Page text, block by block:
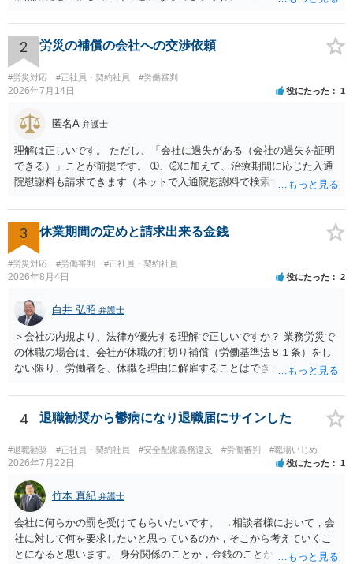
2 労災の補償の会社への交渉依頼
#労災対応 #正社員・契約社員 #労働審判
2026年7月14日 役にたった 1
匿名A 弁護士
理解は正しいです。 ただし、「会社に過失がある（会社の過失を証明
できる）」ことが前提です。 ➀、②に加えて、治療期間に応じた入通
院慰謝料も請求できます（ネットで入通院慰謝料で検索すると詳しい
後遺障害慰謝料も請求できます。これらは後遺障害の等級、あなたの
収入、年齢等で大きく変わりますので一般的にいくらとは言えませ
ん。 弁護士に依頼する費用はそれぞれの弁護士で異なるので個別に聞
いてみるしかありませんが、旧日弁連規準を使った着手金・成功報酬
方式と着手金ゼロまたは少額で成功報酬大目の方式のどちらかが多い
弁護士に直接面談で相談されることをお勧めします。
3 休業期間の定めと請求出来る金銭
#労災対応 #労働審判 #正社員・契約社員
2026年8月4日 役にたった 2
白井 弘昭 弁護士
＞会社の内規より、法律が優先する理解で正しいですか？ 業務労災で
の休職の場合は、会社が休職の打切り補償（労働基準法８１条）をし
ない限り、労働者を、休職を理由に解雇することはできません（労働
期間満了による退職は、業務労災への適用はありませんので、ご安心
ください。 仮に会社が打切り補償をせずに解雇した場合は、不当解雇
に、受け取れる金銭はありますでしょうか？ 業務労災の場合は、会社
の安全配慮義務違反が認められると解されますので、会社の損害賠償
責任（治療費、通院慰謝料、入院費、入院慰謝料、後遺障害慰謝料、
逸失利益等）が認められる可能性が高いと思われます。 また、業務労
災での第三者行為傷害（同僚の不注意等による事故）の場合は、当該
第三者の賠償責任も考えられます。 労災で支払われた分は、損害額か
ら控除（損益相殺）されますが、それを超えた部分は、会社もしく
は、第三者から支払ってもらうことになります。 会社等との交渉が必
4 退職勧奨から鬱病になり退職届にサインした
#退職勧奨 #正社員・契約社員 #安全配慮義務違反 #労働審判 #職場いじめ
2026年7月22日 役にたった 1
竹本 真紀 弁護士
会社に何らかの罰を受けてもらいたいです。 →相談者様において，会
社に対して何を要求したいと思っているのか，そこから考えていくこ
とになると思います。 身分関係のことか，金銭のことか，会社自体に